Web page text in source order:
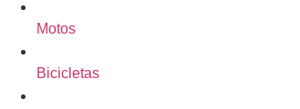
Motos
Bicicletas